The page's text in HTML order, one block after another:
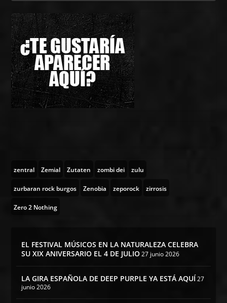
zentral Zemial Zutaten zombi dei zulu
zurbaran rock burgos Zenobia zeporock zirrosis
Zero 2 Nothing
EL FESTIVAL MÚSICOS EN LA NATURALEZA CELEBRA
SU XIX ANIVERSARIO EL 4 DE JULIO 27 junio 2026
LA GIRA ESPAÑOLA DE DEEP PURPLE YA ESTÁ AQUÍ27
junio 2026